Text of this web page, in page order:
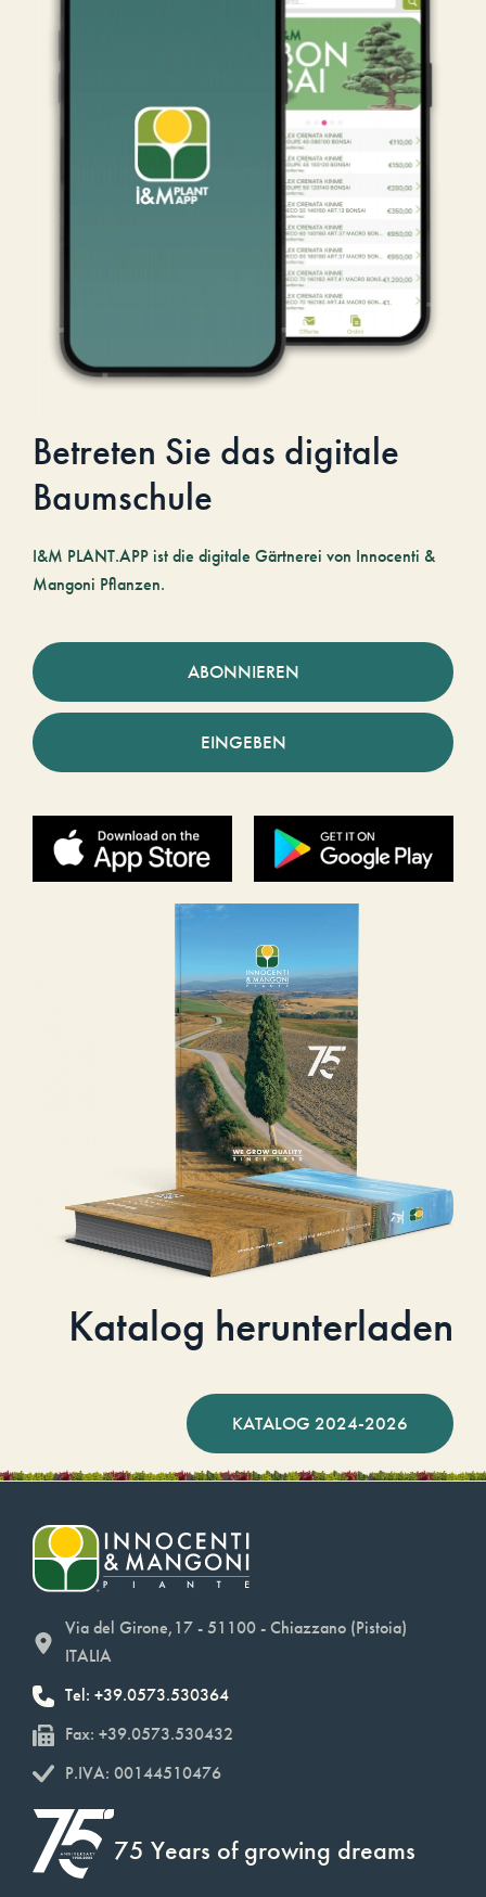
Betreten Sie das digitale
Baumschule
I&M PLANT.APP ist die digitale Gärtnerei von Innocenti &
Mangoni Pflanzen.
ABONNIEREN
EINGEBEN
Katalog herunterladen
KATALOG 2024-2026
Via del Girone,17 - 51100 - Chiazzano (Pistoia)
ITALIA
Tel: +39.0573.530364
Fax: +39.0573.530432
P.IVA: 00144510476
75 Years of growing dreams